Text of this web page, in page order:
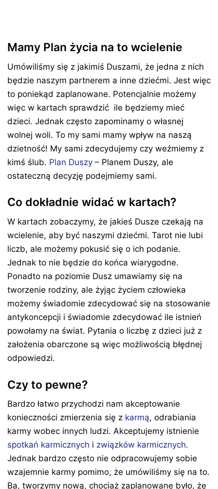
Mamy Plan życia na to wcielenie
Umówiliśmy się z jakimiś Duszami, że jedna z nich
będzie naszym partnerem a inne dziećmi. Jest więc
to poniekąd zaplanowane. Potencjalnie możemy
więc w kartach sprawdzić ile będziemy mieć
dzieci. Jednak często zapominamy o własnej
wolnej woli. To my sami mamy wpływ na naszą
dzietność! My sami zdecydujemy czy weźmiemy z
kimś ślub. Plan Duszy – Planem Duszy, ale
ostateczną decyzję podejmiemy sami.
Co dokładnie widać w kartach?
W kartach zobaczymy, że jakieś Dusze czekają na
wcielenie, aby być naszymi dziećmi. Tarot nie lubi
liczb, ale możemy pokusić się o ich podanie.
Jednak to nie będzie do końca wiarygodne.
Ponadto na poziomie Dusz umawiamy się na
tworzenie rodziny, ale żyjąc życiem człowieka
możemy świadomie zdecydować się na stosowanie
antykoncepcji i świadomie zdecydować ile istnień
powołamy na świat. Pytania o liczbę z dzieci już z
założenia obarczone są więc możliwością błędnej
odpowiedzi.
Czy to pewne?
Bardzo łatwo przychodzi nam akceptowanie
konieczności zmierzenia się z karmą, odrabiania
karmy wobec innych ludzi. Akceptujemy istnienie
spotkań karmicznych i związków karmicznych.
Jednak bardzo często nie odpracowujemy sobie
wzajemnie karmy pomimo, że umówiliśmy się na to.
Ba, tworzymy nową, chociaż zaplanowane było, że